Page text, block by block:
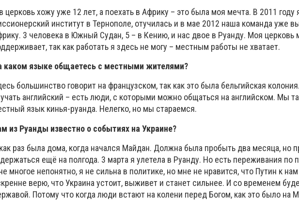
церковь хожу уже 12 лет, а поехать в Африку – это была моя мечта. В 2011 году
институт в Тернополе, отучилась и в мае 2012 наша команда уже
3 человека в Южный Судан, 5 – в Кению, и нас двое в Руанду. Моя церковь
так как работать я здесь не могу – местным работы не хватает.
каком языке общаетесь с местными жителями?
большинство говорит на французском, так как это была бельгийская
английский – есть люди, с которыми можно общаться на английском. Мы
язык кинья-руанда. Нелегко, но мы стараемся.
из Руанды известно о событиях на Украине?
раз была дома, когда начался Майдан. Должна была пробыть два месяца, но
ещё на полгода. 3 марта я улетела в Руанду. Но есть переживания по
многое непонятно, я не сильна в политике, но мне не нравится, что Путин к
верю, что Украина устоит, выживет и станет сильнее. И со временем
Потому что когда люди встают на колени перед Богом, как это было на